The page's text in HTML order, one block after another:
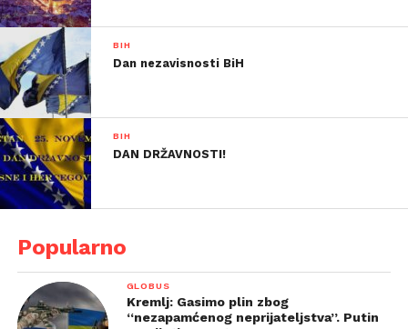
BIH
Dan nezavisnosti BiH
BIH
DAN DRŽAVNOSTI!
Popularno
GLOBUS
Kremlj: Gasimo plin zbog
“nezapamćenog neprijateljstva”. Putin